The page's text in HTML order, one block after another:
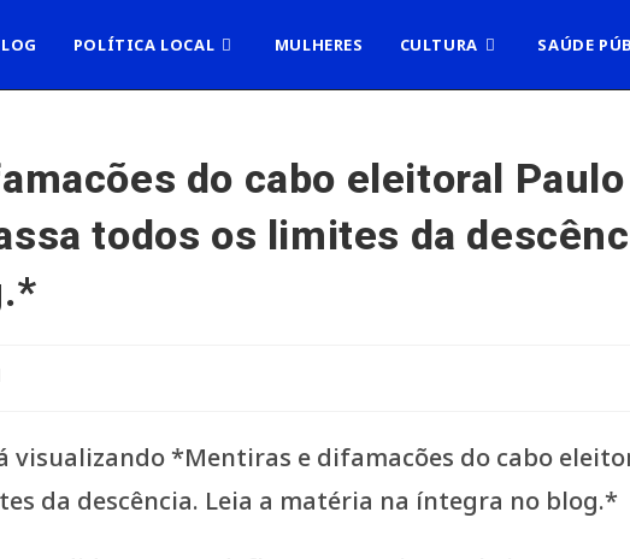
POLÍTICA LOCAL MULHERES CULTURA SAÚDE
do cabo eleitoral
todos os limites da